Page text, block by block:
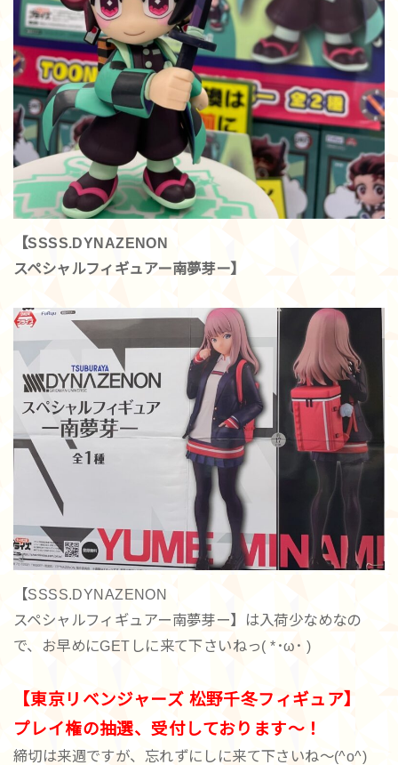
【SSSS.DYNAZENON
スペシャルフィギュアー南夢芽ー】
【SSSS.DYNAZENON
スペシャルフィギュアー南夢芽ー】は入荷少なめなの
で、お早めにGETしに来て下さいねっ( *･ω･ )
【東京リベンジャーズ 松野千冬フィギュア】
プレイ権の抽選、受付しております〜！
締切は来週ですが、忘れずにしに来て下さいね〜(^o^)